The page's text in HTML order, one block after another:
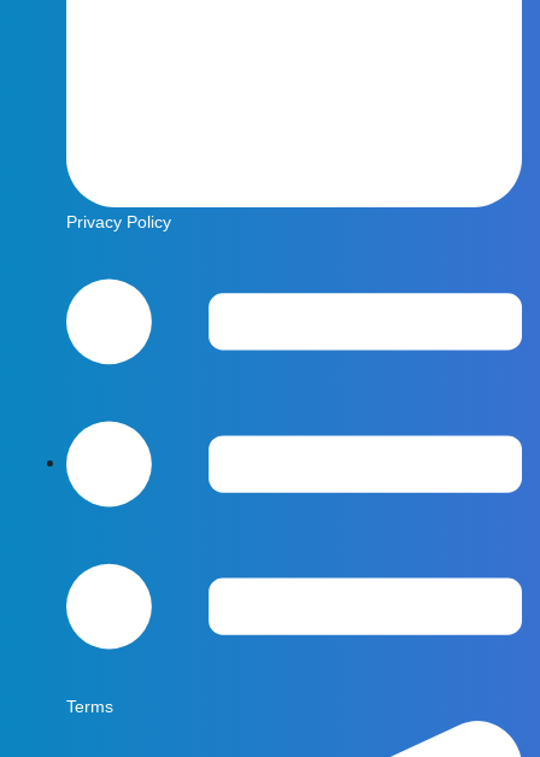
Privacy Policy
Terms